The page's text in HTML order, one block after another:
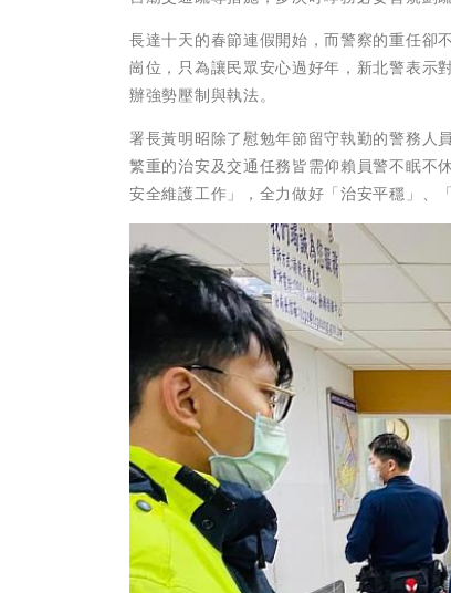
長達十天的春節連假開始，而警察的重任卻
崗位，只為讓民眾安心過好年，新北警表示
辦強勢壓制與執法。
署長黃明昭除了慰勉年節留守執勤的警務人
繁重的治安及交通任務皆需仰賴員警不眠不
安全維護工作」，全力做好「治安平穩」、